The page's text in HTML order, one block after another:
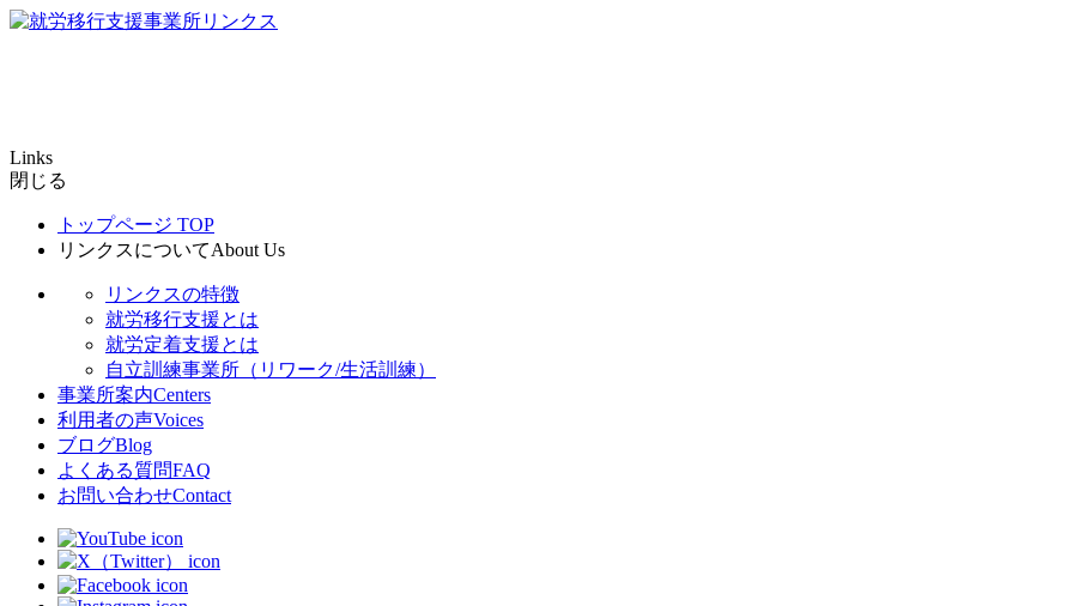
Links
閉じる
トップページ TOP
リンクスについてAbout Us
リンクスの特徴
就労移行支援とは
就労定着支援とは
自立訓練事業所（リワーク/生活訓練）
事業所案内Centers
利用者の声Voices
ブログBlog
よくある質問FAQ
お問い合わせContact